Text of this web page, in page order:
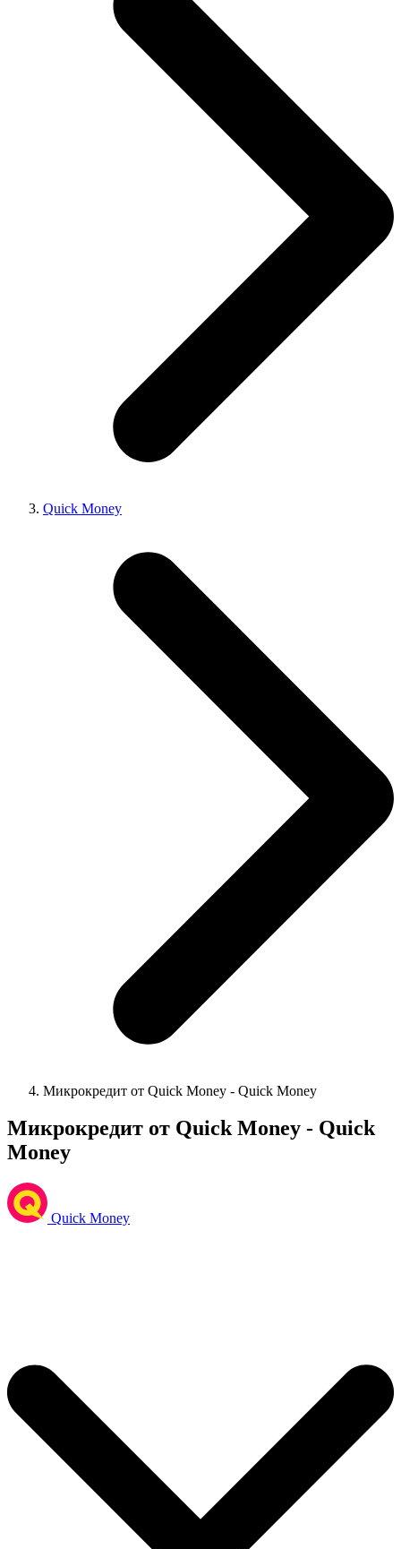
Quick Money
Микрокредит от Quick Money - Quick Money
Микрокредит от Quick Money - Quick
Money
Quick Money